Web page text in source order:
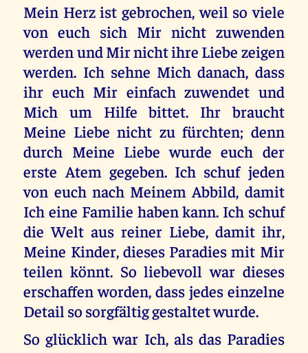
Mein Herz ist gebrochen, weil so viele
von euch sich Mir nicht zuwenden
werden und Mir nicht ihre Liebe zeigen
werden. Ich sehne Mich danach, dass
ihr euch Mir einfach zuwendet und
Mich um Hilfe bittet. Ihr braucht
Meine Liebe nicht zu fürchten; denn
durch Meine Liebe wurde euch der
erste Atem gegeben. Ich schuf jeden
von euch nach Meinem Abbild, damit
Ich eine Familie haben kann. Ich schuf
die Welt aus reiner Liebe, damit ihr,
Meine Kinder, dieses Paradies mit Mir
teilen könnt. So liebevoll war dieses
erschaffen worden, dass jedes einzelne
Detail so sorgfältig gestaltet wurde.
So glücklich war Ich, als das Paradies